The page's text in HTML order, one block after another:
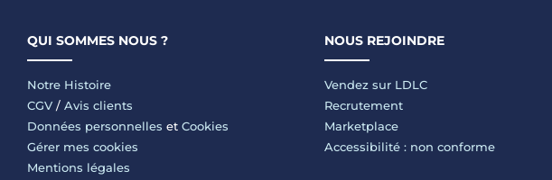
QUI SOMMES NOUS ?
Notre Histoire
CGV / Avis clients
Données personnelles et Cookies
Gérer mes cookies
Mentions légales
NOUS REJOINDRE
Vendez sur LDLC
Recrutement
Marketplace
Accessibilité : non conforme